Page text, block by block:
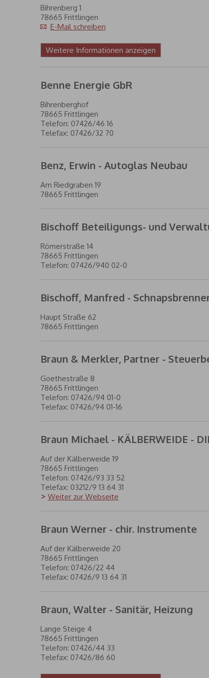
Bihrenberg 1
78665 Frittlingen
E-Mail schreiben
Weitere Informationen anzeigen
Benne Energie GbR
Bihrenberghof
78665 Frittlingen
Telefon: 07426/46 16
Telefax: 07426/32 70
Benz, Erwin - Autoglas Neubau
Am Riedgraben 19
78665 Frittlingen
Bischoff Beteiligungs- und
Römerstraße 14
78665 Frittlingen
Telefon: 07426/940 02-0
Bischoff, Manfred -
Haupt Straße 62
78665 Frittlingen
Braun & Merkler, Partner -
Goethestraße 8
78665 Frittlingen
Telefon: 07426/94 01-0
Telefax: 07426/94 01-16
Braun Michael - KÄLBERWEIDE -
Auf der Kälberweide 19
78665 Frittlingen
Telefon: 07426/93 33 52
Telefax: 03212/9 13 64 31
Weiter zur Webseite
Braun Werner - chir. Instrumente
Auf der Kälberweide 20
78665 Frittlingen
Telefon: 07426/22 44
Telefax: 07426/9 13 64 31
Braun, Walter - Sanitär, Heizung
Lange Steige 4
78665 Frittlingen
Telefon: 07426/44 33
Telefax: 07426/86 60